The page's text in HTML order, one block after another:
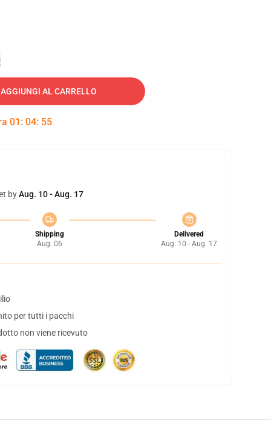
AGGIUNGI AL CARRELLO
01 : 04: 54
byAug. 10 - Aug. 17
Shipping
Aug. 06
Delivered
Aug. 10 - Aug. 17
per tutti i pacchi
non viene ricevuto